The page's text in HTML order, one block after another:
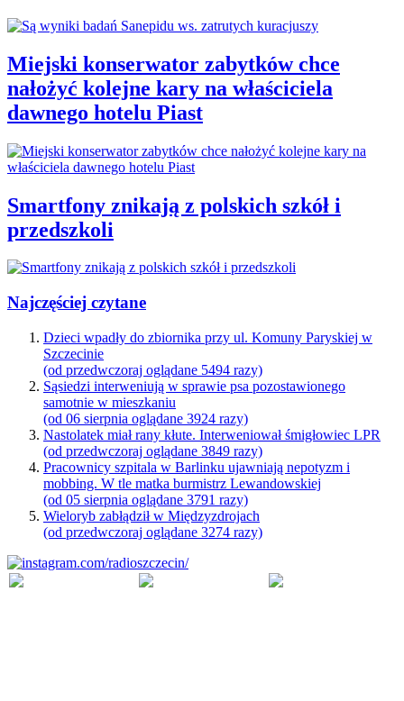
Miejski konserwator zabytków chce
nałożyć kolejne kary na właściciela
dawnego hotelu Piast
Smartfony znikają z polskich szkół i
przedszkoli
Najczęściej czytane
Dzieci wpadły do zbiornika przy ul. Komuny Paryskiej w
Szczecinie
(od przedwczoraj oglądane 5494 razy)
Sąsiedzi interweniują w sprawie psa pozostawionego
samotnie w mieszkaniu
(od 06 sierpnia oglądane 3924 razy)
Nastolatek miał rany kłute. Interweniował śmigłowiec LPR
(od przedwczoraj oglądane 3849 razy)
Pracownicy szpitala w Barlinku ujawniają nepotyzm i
mobbing. W tle matka burmistrz Lewandowskiej
(od 05 sierpnia oglądane 3791 razy)
Wieloryb zabłądził w Międzyzdrojach
(od przedwczoraj oglądane 3274 razy)